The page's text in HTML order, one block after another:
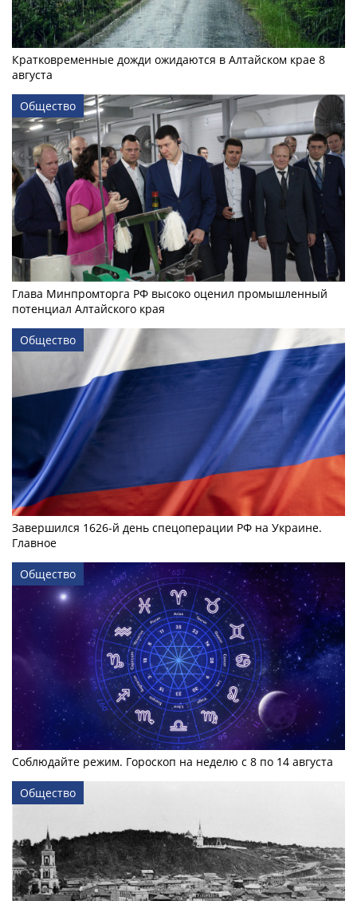
Кратковременные дожди ожидаются в Алтайском крае 8
августа
Общество
Глава Минпромторга РФ высоко оценил промышленный
потенциал Алтайского края
Общество
Завершился 1626-й день спецоперации РФ на Украине.
Главное
Общество
Соблюдайте режим. Гороскоп на неделю с 8 по 14 августа
Общество